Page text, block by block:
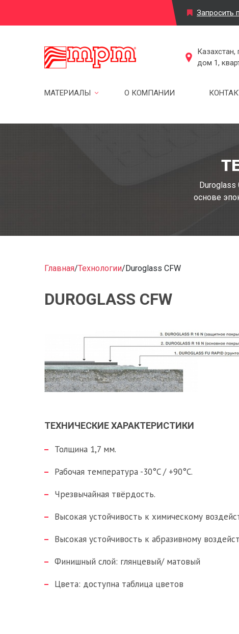
Запросить
Казахстан,
дом 1,
МАТЕРИАЛЫ О КОМПАНИИ
Duroglass
основе
Главная/Технологии/Duroglass CFW
DUROGLASS CFW
ТЕХНИЧЕСКИЕ ХАРАКТЕРИСТИКИ
Толщина 1,7 мм.
Рабочая температура -30°C / +90°C.
Чрезвычайная твёрдость.
Высокая устойчивость к химическому
Высокая устойчивость к абразивному
Финишный слой: глянцевый/ матовый
Цвета: доступна таблица цветов